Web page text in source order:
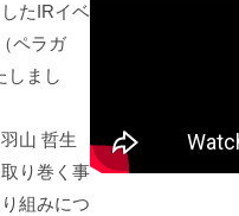
たIRイベ
ペラガ
しまし
山 哲生
り巻く事
組みにつ